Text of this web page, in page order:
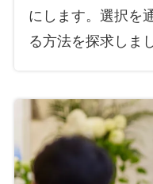
にします。選択を
る方法を探求しま